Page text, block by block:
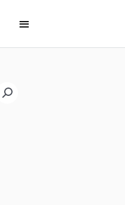
תפריט
ראשי